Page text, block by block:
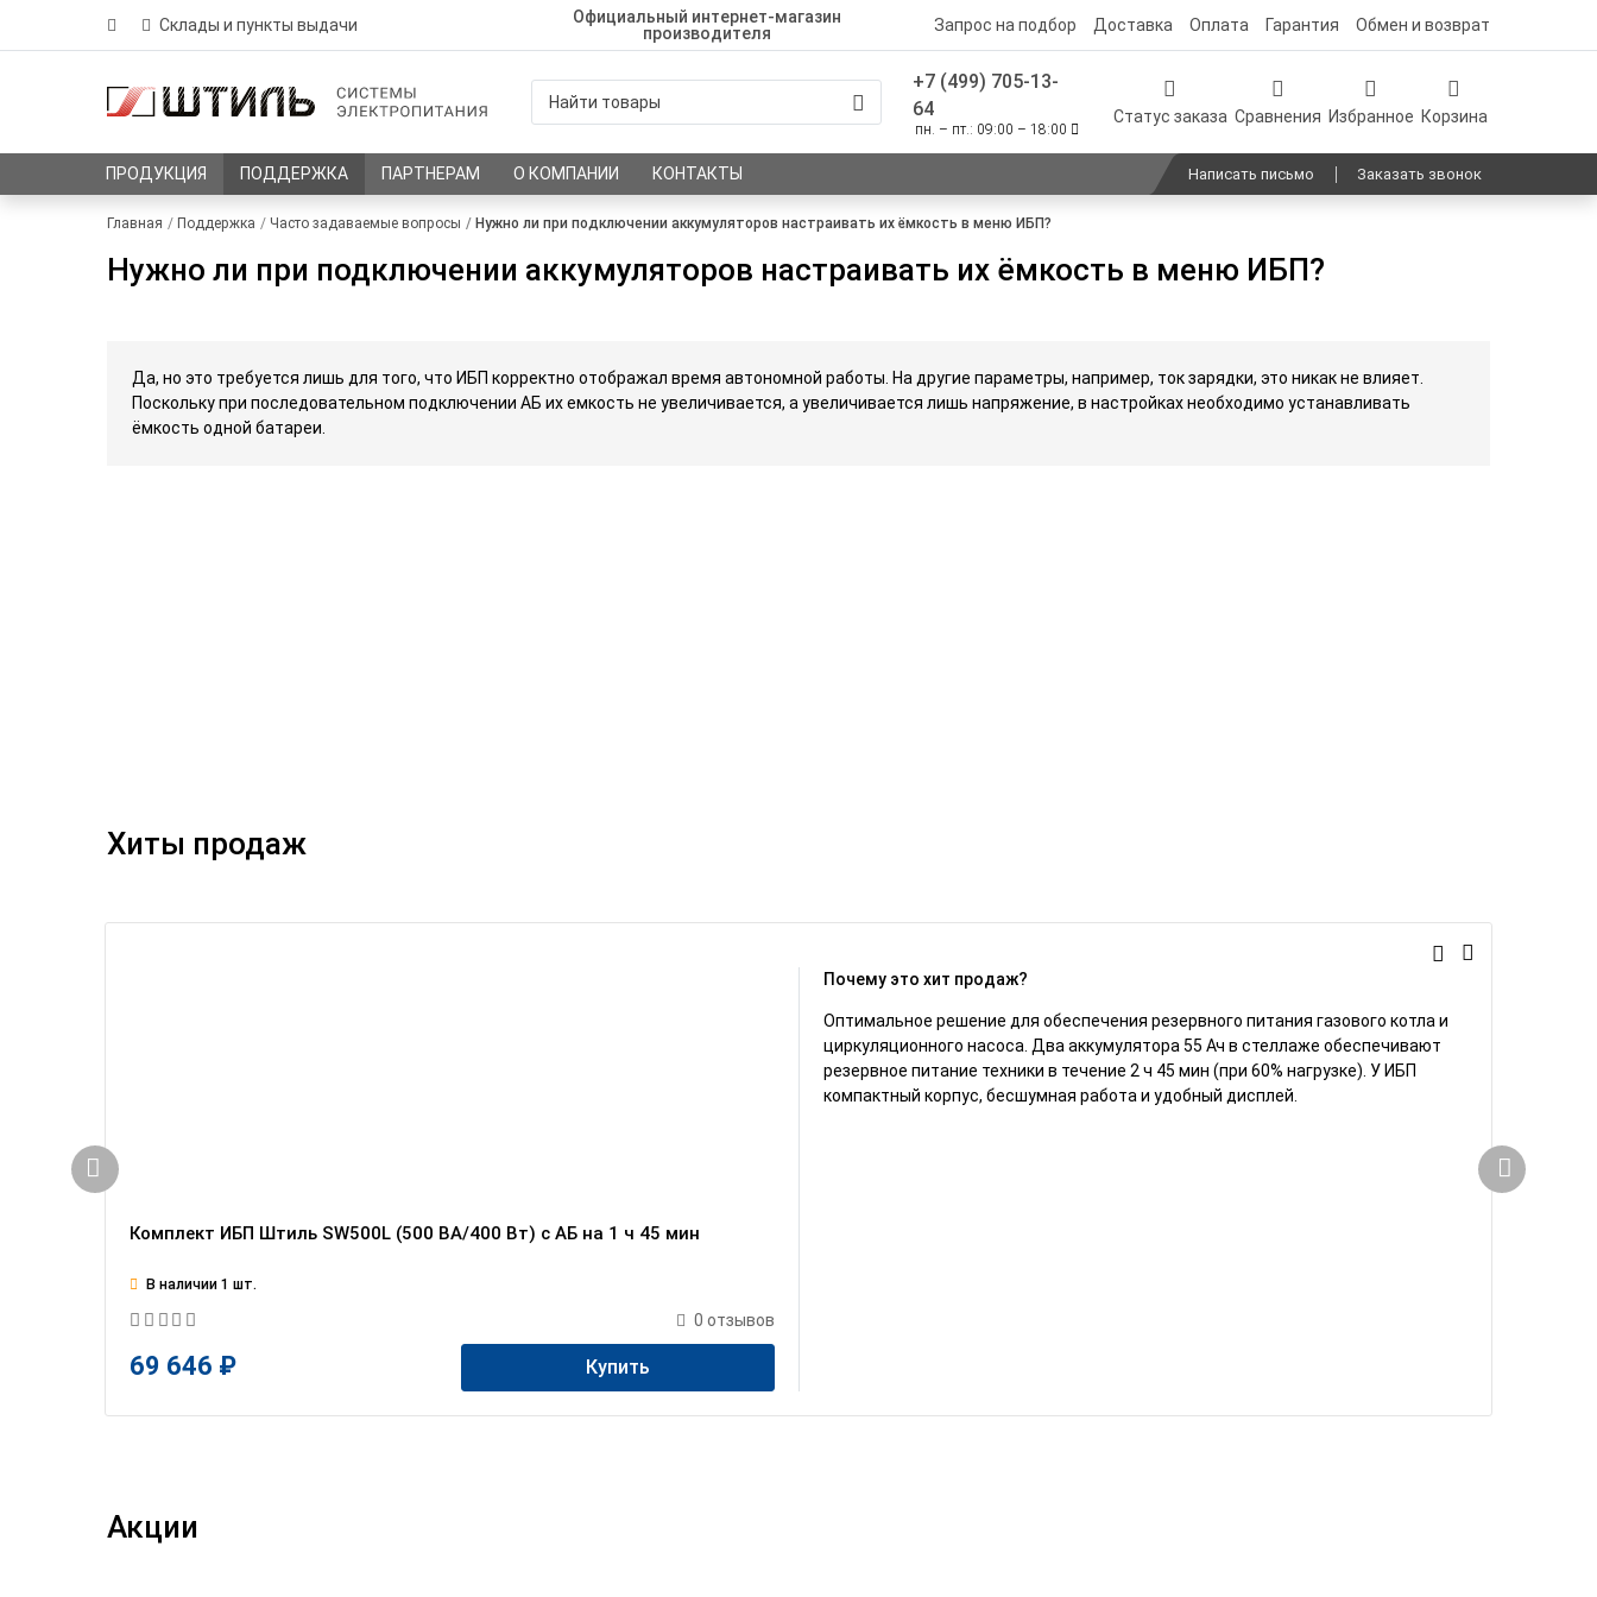
Склады и пункты выдачи
Официальный интернет-магазин
производителя
Запрос на подбор Доставка Оплата Гарантия Обмен и возврат
+7 (499) 705-13-
64
пн. – пт.: 09:00 – 18:00
Статус заказа Сравнения Избранное Корзина
ПРОДУКЦИЯ ПОДДЕРЖКА ПАРТНЕРАМ О КОМПАНИИ КОНТАКТЫ Написать письмо Заказать звонок
Главная Поддержка Часто задаваемые вопросы Нужно ли при подключении аккумуляторов настраивать их ёмкость в меню ИБП?
Нужно ли при подключении аккумуляторов настраивать их ёмкость в меню ИБП?
Да, но это требуется лишь для того, что ИБП корректно отображал время автономной работы. На другие параметры, например, ток зарядки, это никак не влияет.
Поскольку при последовательном подключении АБ их емкость не увеличивается, а увеличивается лишь напряжение, в настройках необходимо устанавливать
ёмкость одной батареи.
Хиты продаж
Комплект ИБП Штиль SW500L (500 ВА/400 Вт) c АБ на 1 ч 45 мин
В наличии 1 шт.
0 отзывов
69 646 ₽ Купить
Почему это хит продаж?
Оптимальное решение для обеспечения резервного питания газового котла и
циркуляционного насоса. Два аккумулятора 55 Ач в стеллаже обеспечивают
резервное питание техники в течение 2 ч 45 мин (при 60% нагрузке). У ИБП
компактный корпус, бесшумная работа и удобный дисплей.
Акции